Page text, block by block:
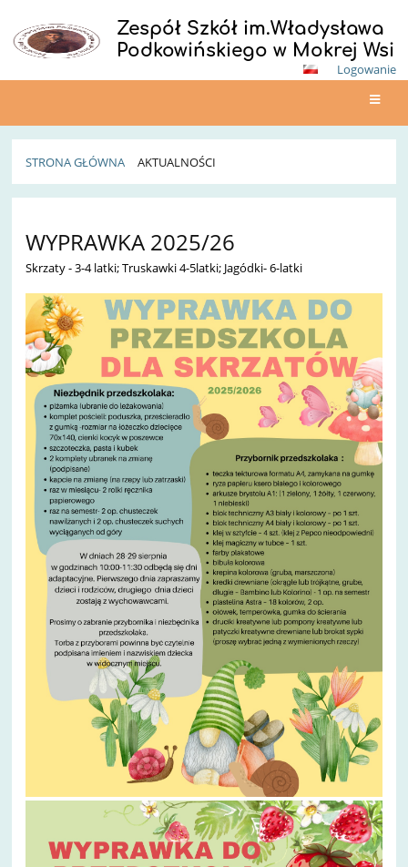
Zespół Szkół im.Władysława
Podkowińskiego w Mokrej Wsi
Logowanie
STRONA GŁÓWNA AKTUALNOŚCI
WYPRAWKA 2025/26
Skrzaty - 3-4 latki; Truskawki 4-5latki; Jagódki- 6-latki